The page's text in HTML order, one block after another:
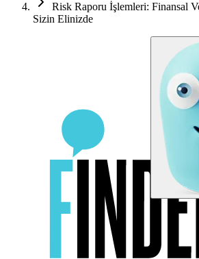
Risk Raporu İşlemleri: Finansal
Sizin Elinizde